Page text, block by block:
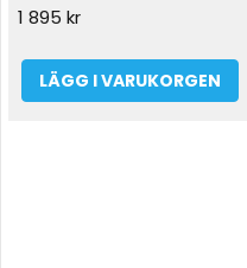
1 895 kr
LÄGG I VARUKORGEN